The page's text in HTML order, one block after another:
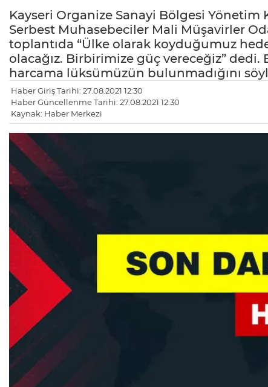
Kayseri Organize Sanayi Bölgesi Yönetim
Serbest Muhasebeciler Mali Müşavirler
toplantıda “Ülke olarak koyduğumuz
olacağız. Birbirimize güç vereceğiz”
harcama lüksümüzün bulunmadığını
Haber Giriş Tarihi: 27.08.2021 12:30
Haber Güncellenme Tarihi: 27.08.2021 12:30
Kaynak: Haber Merkezi